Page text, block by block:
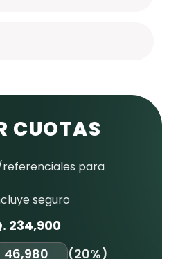
CUOTAS
para
seguro
234,900
(20%)